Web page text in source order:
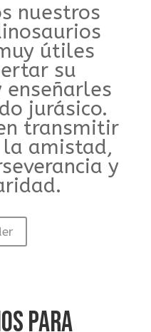
nuestros
útiles
su
enseñarles
jurásico.
transmitir
amistad,
y
PARA